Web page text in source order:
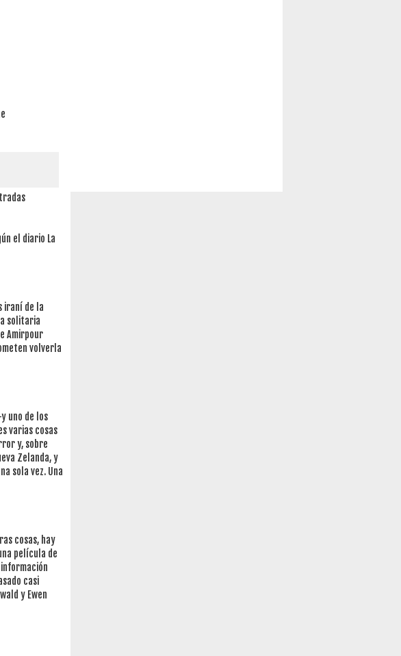
el diario La
iraní de la
solitaria
Amirpour
volverla
uno de los
varias cosas
y, sobre
Zelanda, y
sola vez. Una
cosas, hay
película de
casi
y Ewen